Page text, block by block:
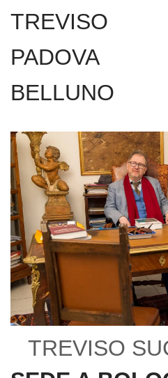
TREVISO
PADOVA
BELLUNO
TREVISO